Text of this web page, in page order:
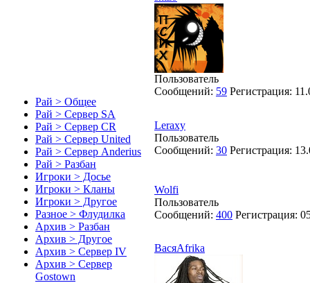
Рай > Общее
Рай > Сервер SA
Рай > Сервер CR
Рай > Сервер United
Рай > Сервер Anderius
Рай > Разбан
Игроки > Досье
Игроки > Кланы
Игроки > Другое
Разное > Флудилка
Архив > Разбан
Архив > Другое
Архив > Сервер IV
Архив > Сервер
Gostown
Пользователь
Сообщений: 59 Регистрация:
Leraxy
Пользователь
Сообщений: 30 Регистрация:
Wolfi
Пользователь
Сообщений: 400 Регистрация:
ВасяAfrika